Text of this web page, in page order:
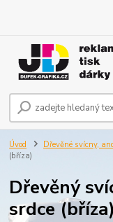
Úvod Dřevěné svícny,
(bříza)
Dřevěný
srdce (bříza)